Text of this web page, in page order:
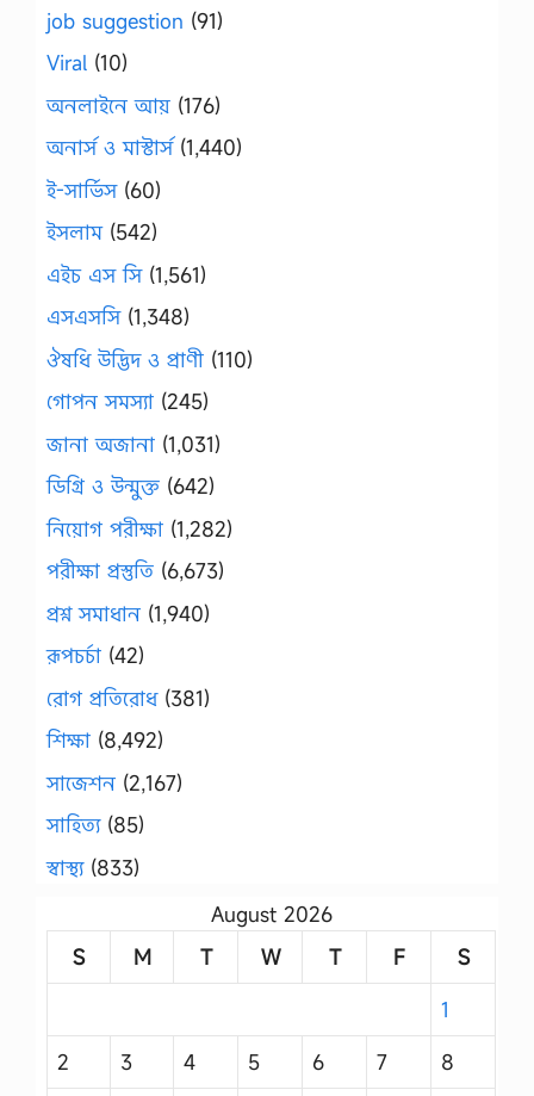
job suggestion (91)
Viral (10)
অনলাইনে আয় (176)
অনার্স ও মাস্টার্স(1,440)
ই-সার্ভিস(60)
ইসলাম(542)
এইচ এস সি(1,561)
এসএসসি(1,348)
ঔষধি উদ্ভিদ ও প্রাণী (110)
গোপন সমস্যা (245)
জানা অজানা (1,031)
ডিগ্রি ও উন্মুক্ত (642)
নিয়োগ পরীক্ষা (1,282)
পরীক্ষা প্রস্তুতি (6,673)
প্রশ্ন সমাধান (1,940)
রূপচর্চা (42)
রোগ প্রতিরোধ(381)
শিক্ষা (8,492)
সাজেশন (2,167)
সাহিত্য(85)
স্বাস্থ্য(833)
August 2026
S
M T W T F
S
1
2
3 4 5 6 7 8